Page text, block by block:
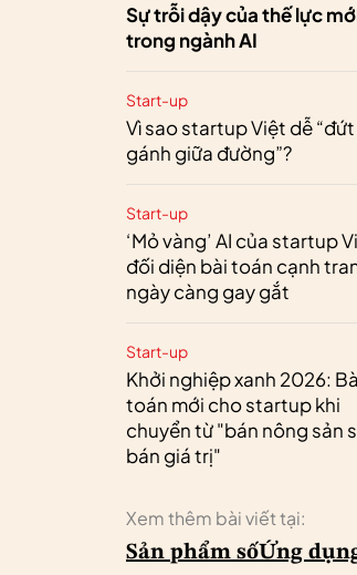
Sự trỗi dậy của thế lực
trong ngành AI
Start-up
Vì sao startup Việt dễ “đứt
gánh giữa đường”?
Start-up
‘Mỏ vàng’ AI của startup
đối diện bài toán cạnh
ngày càng gay gắt
Start-up
Khởi nghiệp xanh 2026:
toán mới cho startup khi
chuyển từ "bán nông sản
bán giá trị"
Xem thêm bài viết tại:
Sản phẩm sốỨng